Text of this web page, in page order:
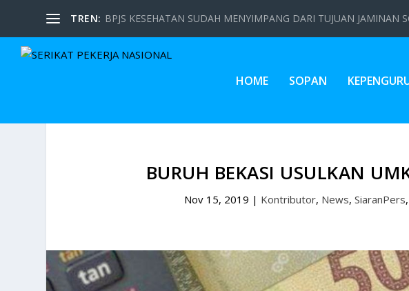
TREN: BPJS KESEHATAN SUDAH MENYIMPANG DARI TUJUAN JAMINAN
HOME SOPAN
BURUH BEKASI USULKAN
Nov 15, 2019 | Kontributor, News,SiaranPers